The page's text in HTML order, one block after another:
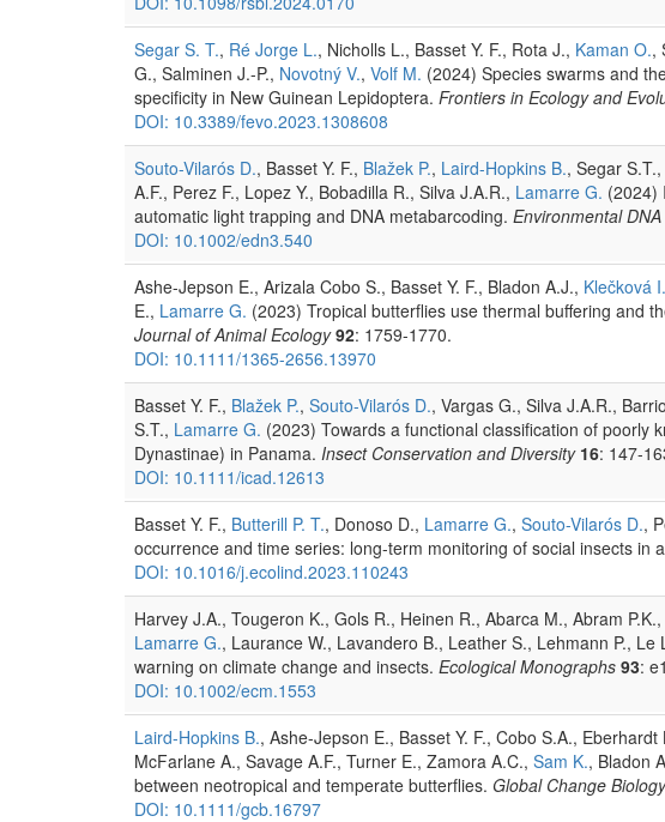
Segar S. T., Ré Jorge L., Nicholls L., Basset Y. F., Rota J., Kaman O.,
G., Salminen J.-P., Novotný V., Volf M. (2024) Species swarms and
specificity in New Guinean Lepidoptera. Frontiers in Ecology and
DOI: 10.3389/fevo.2023.1308608
Souto-Vilarós D., Basset Y. F., Blažek P., Laird-Hopkins B., Segar
A.F., Perez F., Lopez Y., Bobadilla R., Silva J.A.R., Lamarre G. (2024)
automatic light trapping and DNA metabarcoding. Environmental DNA
DOI: 10.1002/edn3.540
Ashe-Jepson E., Arizala Cobo S., Basset Y. F., Bladon A.J., Klečková I.
E., Lamarre G. (2023) Tropical butterflies use thermal buffering and
Journal of Animal Ecology 92: 1759-1770.
DOI: 10.1111/1365-2656.13970
Basset Y. F., Blažek P., Souto-Vilarós D., Vargas G., Silva J.A.R.,
S.T., Lamarre G. (2023) Towards a functional classification of poorly
Dynastinae) in Panama. Insect Conservation and Diversity 16: 147-
DOI: 10.1111/icad.12613
Basset Y. F., Butterill P. T., Donoso D., Lamarre G., Souto-Vilarós D.,
occurrence and time series: long-term monitoring of social insects in
DOI: 10.1016/j.ecolind.2023.110243
Harvey J.A., Tougeron K., Gols R., Heinen R., Abarca M., Abram
Lamarre G., Laurance W., Lavandero B., Leather S., Lehmann P.,
warning on climate change and insects. Ecological Monographs 93:
DOI: 10.1002/ecm.1553
Laird-Hopkins B., Ashe-Jepson E., Basset Y. F., Cobo S.A., Eberhardt
McFarlane A., Savage A.F., Turner E., Zamora A.C., Sam K., Bladon
between neotropical and temperate butterflies. Global Change Biology
DOI: 10.1111/gcb.16797